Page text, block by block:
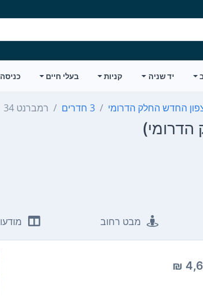
יד שניה קניות בעלי חיים כניסה
החדש החלק הדרומי 3 חדרים רמברנט 34
מבט רחוב